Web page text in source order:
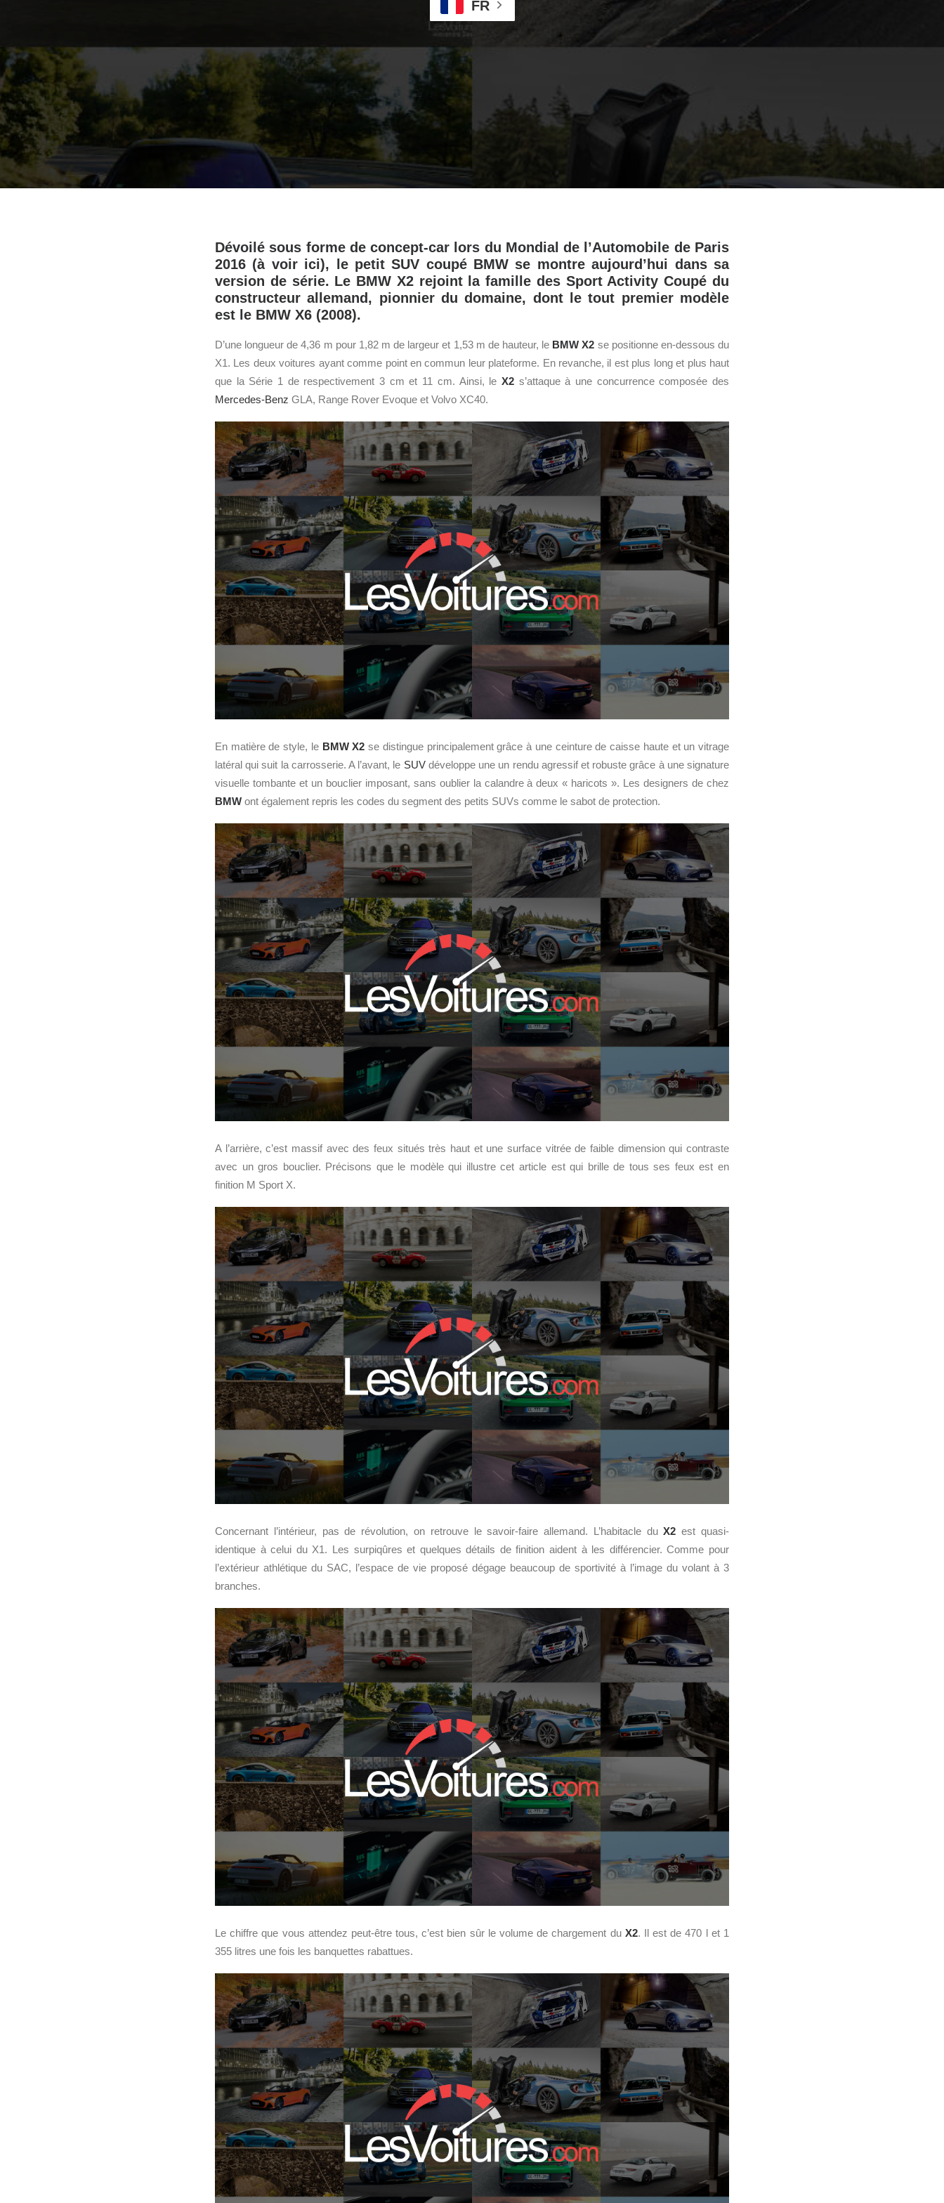
FR
Dévoilé sous forme de concept-car lors du Mondial de l’Automobile de Paris
2016 (à voir ici), le petit SUV coupé BMW se montre aujourd’hui dans sa
version de série. Le BMW X2 rejoint la famille des Sport Activity Coupé du
constructeur allemand, pionnier du domaine, dont le tout premier modèle
est le BMW X6 (2008).
D’une longueur de 4,36 m pour 1,82 m de largeur et 1,53 m de hauteur, le BMW X2 se positionne en-dessous du
X1. Les deux voitures ayant comme point en commun leur plateforme. En revanche, il est plus long et plus haut
que la Série 1 de respectivement 3 cm et 11 cm. Ainsi, le X2s’attaque à une concurrence composée des
Mercedes-Benz GLA, Range Rover Evoque et Volvo XC40.
En matière de style, le BMW X2 se distingue principalement grâce à une ceinture de caisse haute et un vitrage
latéral qui suit la carrosserie. A l’avant, le SUVdéveloppe une un rendu agressif et robuste grâce à une signature
visuelle tombante et un bouclier imposant, sans oublier la calandre à deux « haricots ». Les designers de chez
BMW ont également repris les codes du segment des petits SUVs comme le sabot de protection.
A l’arrière, c’est massif avec des feux situés très haut et une surface vitrée de faible dimension qui contraste
avec un gros bouclier. Précisons que le modèle qui illustre cet article est qui brille de tous ses feux est en
finition M Sport X.
Concernant l’intérieur, pas de révolution, on retrouve le savoir-faire allemand. L’habitacle duX2 est quasi-
identique à celui du X1. Les surpiqûres et quelques détails de finition aident à les différencier. Comme pour
l’extérieur athlétique du SAC, l’espace de vie proposé dégage beaucoup de sportivité à l’image du volant à 3
branches.
Le chiffre que vous attendez peut-être tous, c’est bien sûr le volume de chargement du X2. Il est de 470 l et 1
355 litres une fois les banquettes rabattues.